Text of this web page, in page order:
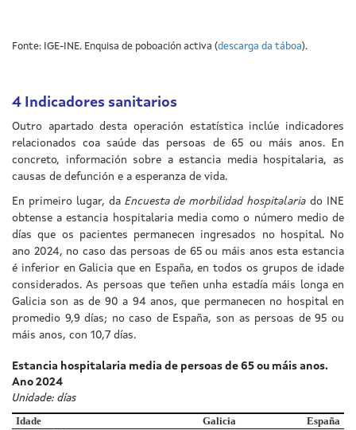
Fonte: IGE-INE. Enquisa de poboación activa (descarga da táboa).
4 Indicadores sanitarios
Outro apartado desta operación estatística inclúe indicadores
relacionados coa saúde das persoas de 65 ou máis anos. En
concreto, información sobre a estancia media hospitalaria, as
causas de defunción e a esperanza de vida.
En primeiro lugar, da Encuesta de morbilidad hospitalaria do INE
obtense a estancia hospitalaria media como o número medio de
días que os pacientes permanecen ingresados no hospital. No
ano 2024, no caso das persoas de 65 ou máis anos esta estancia
é inferior en Galicia que en España, en todos os grupos de idade
considerados. As persoas que teñen unha estadía máis longa en
Galicia son as de 90 a 94 anos, que permanecen no hospital en
promedio 9,9 días; no caso de España, son as persoas de 95 ou
máis anos, con 10,7 días.
Estancia hospitalaria media de persoas de 65 ou máis anos.
Ano 2024
Unidade: días
Idade Galicia
España